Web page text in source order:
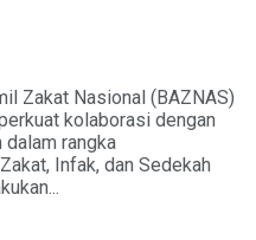
Zakat Nasional (BAZNAS)
kolaborasi dengan
rangka
Infak, dan Sedekah